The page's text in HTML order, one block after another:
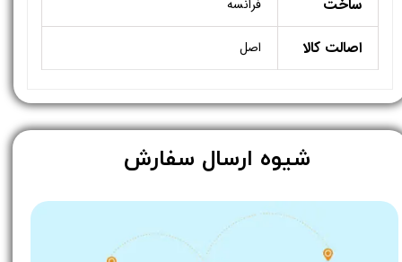
ساخت فرانسه
اصالت کالا اصل
​شیوه ارسال سفارش